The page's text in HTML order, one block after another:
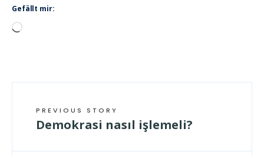
Gefällt mir:
Wird
PREVIOUS STORY
Demokrasi nasıl işlemeli?